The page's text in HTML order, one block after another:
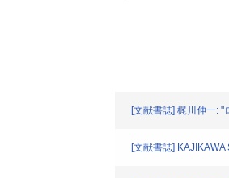
[文献書誌] 梶川伸一:
[文献書誌]